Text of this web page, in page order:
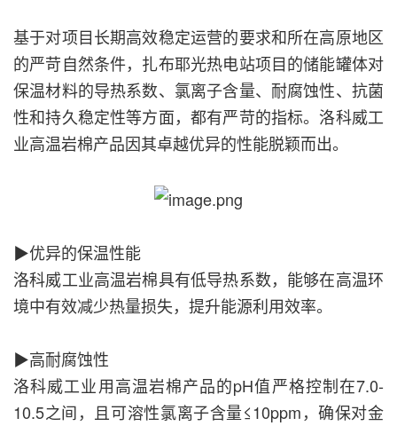
基于对项目长期高效稳定运营的要求和所在高原地区
的严苛自然条件，扎布耶光热电站项目的储能罐体对
保温材料的导热系数、氯离子含量、耐腐蚀性、抗菌
性和持久稳定性等方面，都有严苛的指标。洛科威工
业高温岩棉产品因其卓越优异的性能脱颖而出。
▶优异的保温性能
洛科威工业高温岩棉具有低导热系数，能够在高温环
境中有效减少热量损失，提升能源利用效率。
▶高耐腐蚀性
洛科威工业用高温岩棉产品的pH值严格控制在7.0-
10.5之间，且可溶性氯离子含量≤10ppm，确保对金